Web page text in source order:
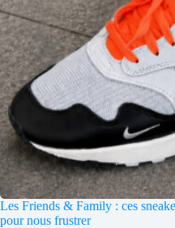
Les Friends & Family : ces
pour nous frustrer